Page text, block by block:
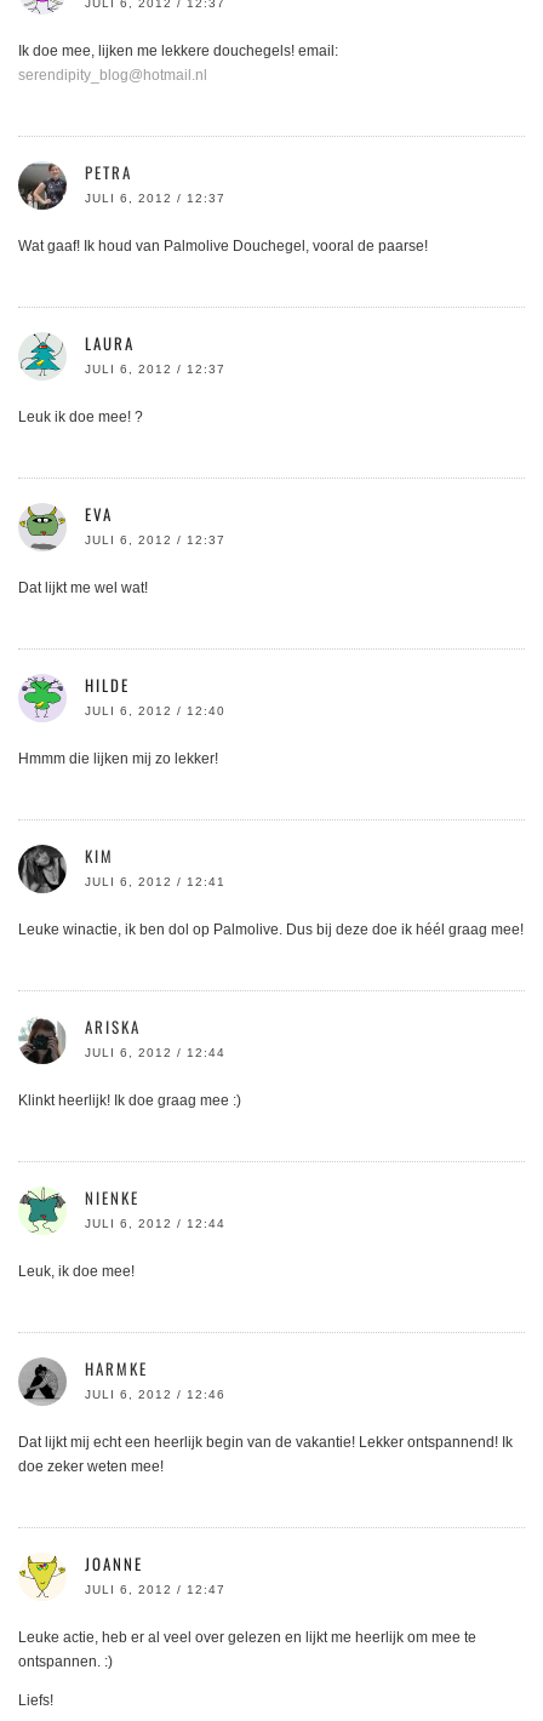
JULI 6, 2012 / 12:37
Ik doe mee, lijken me lekkere douchegels! email:
serendipity_blog@hotmail.nl
PETRA
JULI 6, 2012 / 12:37
Wat gaaf! Ik houd van Palmolive Douchegel, vooral de paarse!
LAURA
JULI 6, 2012 / 12:37
Leuk ik doe mee! ?
EVA
JULI 6, 2012 / 12:37
Dat lijkt me wel wat!
HILDE
JULI 6, 2012 / 12:40
Hmmm die lijken mij zo lekker!
KIM
JULI 6, 2012 / 12:41
Leuke winactie, ik ben dol op Palmolive. Dus bij deze doe ik héél graag mee!
ARISKA
JULI 6, 2012 / 12:44
Klinkt heerlijk! Ik doe graag mee :)
NIENKE
JULI 6, 2012 / 12:44
Leuk, ik doe mee!
HARMKE
JULI 6, 2012 / 12:46
Dat lijkt mij echt een heerlijk begin van de vakantie! Lekker ontspannend! Ik
doe zeker weten mee!
JOANNE
JULI 6, 2012 / 12:47
Leuke actie, heb er al veel over gelezen en lijkt me heerlijk om mee te
ontspannen. :)
Liefs!